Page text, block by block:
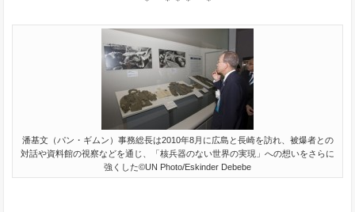
潘基文（パン・ギムン）事務総長は2010年8月に広島と長崎を訪れ、被爆者との
対話や資料館の視察などを通じ、「核兵器のない世界の実現」への想いをさらに
強くした©UN Photo/Eskinder Debebe